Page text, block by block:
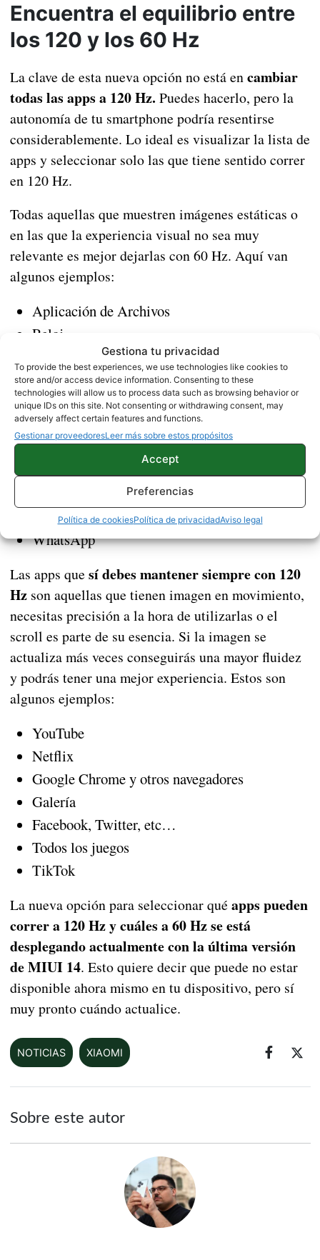
Gestiona tu privacidad
To provide the best experiences, we use technologies like cookies to
store and/or access device information. Consenting to these
technologies will allow us to process data such as browsing behavior or
unique IDs on this site. Not consenting or withdrawing consent, may
adversely affect certain features and functions.
Gestionar proveedoresLeer más sobre estos propósitos
Accept
Preferencias
Política de cookiesPolítica de privacidadAviso legal
Encuentra el equilibrio entre
los 120 y los 60 Hz
La clave de esta nueva opción no está encambiar
todas las apps a 120 Hz. Puedes hacerlo, pero la
autonomía de tu smartphone podría resentirse
considerablemente. Lo ideal es visualizar la lista de
apps y seleccionar solo las que tiene sentido correr
en 120 Hz.
Todas aquellas que muestren imágenes estáticas o
en las que la experiencia visual no sea muy
relevante es mejor dejarlas con 60 Hz. Aquí van
algunos ejemplos:
Aplicación de Archivos
Reloj
Google Maps
Apps bancarias
Calculadora
Calendario
Apps de Email
Spotify
WhatsApp
Las apps que sí debes mantener siempre con 120
Hzson aquellas que tienen imagen en movimiento,
necesitas precisión a la hora de utilizarlas o el
scroll es parte de su esencia. Si la imagen se
actualiza más veces conseguirás una mayor fluidez
y podrás tener una mejor experiencia. Estos son
algunos ejemplos:
YouTube
Netflix
Google Chrome y otros navegadores
Galería
Facebook, Twitter, etc…
Todos los juegos
TikTok
La nueva opción para seleccionar qué apps pueden
correr a 120 Hz y cuáles a 60 Hz se está
desplegando actualmente con la última versión
de MIUI 14. Esto quiere decir que puede no estar
disponible ahora mismo en tu dispositivo, pero sí
muy pronto cuándo actualice.
NOTICIAS XIAOMI
Sobre este autor